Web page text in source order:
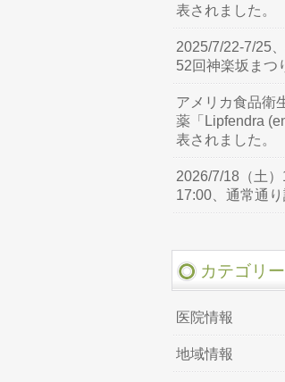
表されました。
2025/7/22-7/25
52回神楽坂まつ
アメリカ食品衛
薬「Lipfendra
表されました。
2026/7/18（土
17:00、通常通り
カテゴリー
医院情報
地域情報